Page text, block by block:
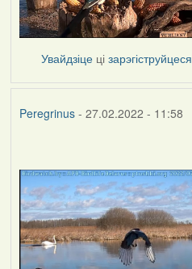
Увайдзіце цізарэгіструйцеся
Peregrinus- 27.02.2022 - 11:58